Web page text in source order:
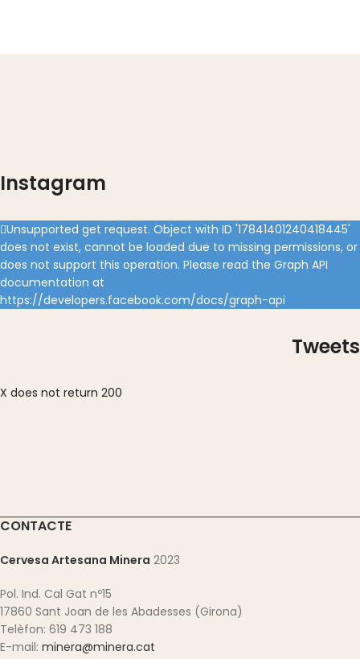
Instagram
Unsupported get request. Object with ID '17841401240418445'
does not exist, cannot be loaded due to missing permissions, or
does not support this operation. Please read the Graph API
documentation at
https://developers.facebook.com/docs/graph-api
Tweets
X does not return 200
CONTACTE
Cervesa Artesana Minera 2023
Pol. Ind. Cal Gat nº15
17860 Sant Joan de les Abadesses (Girona)
Telèfon: 619 473 188
E-mail: minera@minera.cat